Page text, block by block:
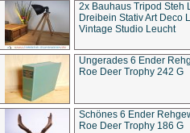
2x Bauhaus Tripod Steh
Dreibein Stativ Art Deco
Vintage Studio Leucht
Ungerades 6 Ender
Roe Deer Trophy 242 G
Schönes 6 Ender
Roe Deer Trophy 186 G